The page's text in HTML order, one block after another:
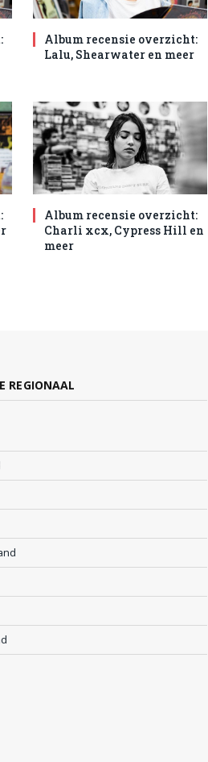
Album recensie overzicht:
Lalu, Shearwater en meer
Album recensie overzicht:
Charli xcx, Cypress Hill en
meer
REGIONAAL